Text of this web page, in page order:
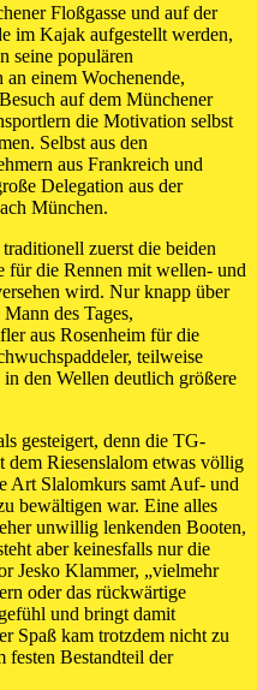
Floßgasse und auf der
im Kajak aufgestellt werden,
seine populären
einem Wochenende,
auf dem Münchener
die Motivation selbst
Selbst aus den
aus Frankreich und
Delegation aus der
München.
zuerst die beiden
für die Rennen mit wellen- und
wird. Nur knapp über
des Tages,
aus Rosenheim für die
teilweise
den Wellen deutlich größere
gesteigert, denn die TG-
dem Riesenslalom etwas völlig
Art Slalomkurs samt Auf- und
bewältigen war. Eine alles
unwillig lenkenden Booten,
aber keinesfalls nur die
Jesko Klammer, „vielmehr
oder das rückwärtige
und bringt damit
Spaß kam trotzdem nicht zu
festen Bestandteil der